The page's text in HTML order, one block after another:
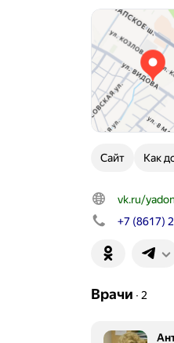
Сайт Как
vk.ru/
+7 (8617)
Врачи ∙ 2